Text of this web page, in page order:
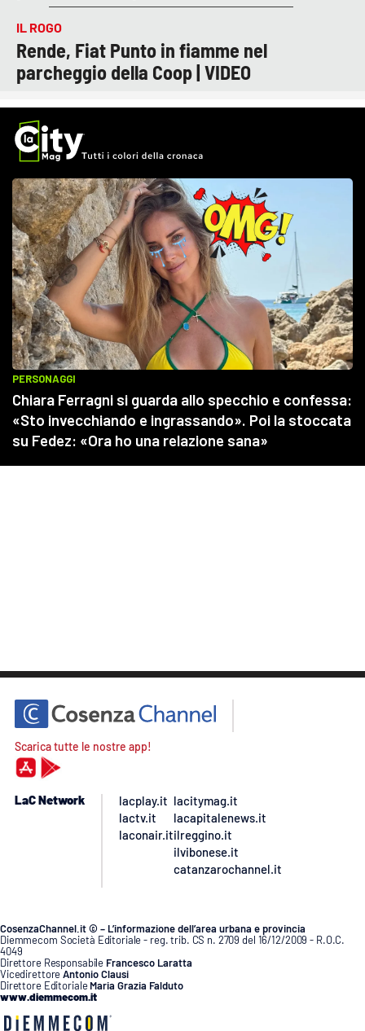
IL ROGO
Rende, Fiat Punto in fiamme nel
parcheggio della Coop | VIDEO
Scarica tutte le nostre app!
LaC Network
lacplay.it
lactv.it
laconair.it
lacitymag.it
lacapitalenews.it
ilreggino.it
ilvibonese.it
catanzarochannel.it
CosenzaChannel.it © – L’informazione dell’area urbana e provincia
Diemmecom Società Editoriale - reg. trib. CS n. 2709 del 16/12/2009 - R.O.C.
4049
Direttore Responsabile Francesco Laratta
VicedirettoreAntonio Clausi
Direttore Editoriale Maria Grazia Falduto
www.diemmecom.it